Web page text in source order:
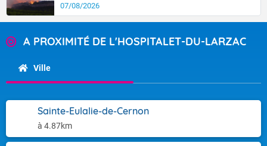
07/08/2026
A PROXIMITÉ DE L'HOSPITALET-DU-LARZAC
Ville
Sainte-Eulalie-de-Cernon
à 4.87km